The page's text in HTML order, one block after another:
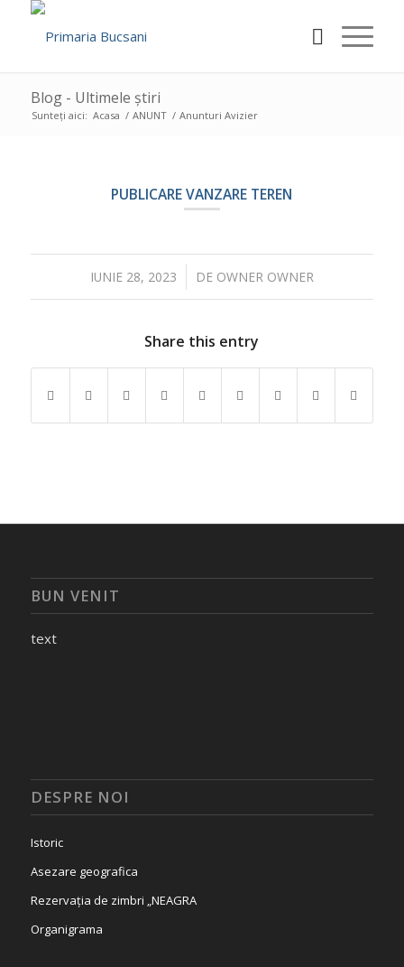
Blog - Ultimele știri
Sunteți aici: Acasa / ANUNT / Anunturi Avizier
PUBLICARE VANZARE TEREN
IUNIE 28, 2023
/ DE OWNER OWNER
Share this entry
BUN VENIT
text
DESPRE NOI
Istoric
Asezare geografica
Rezervația de zimbri „NEAGRA
Organigrama